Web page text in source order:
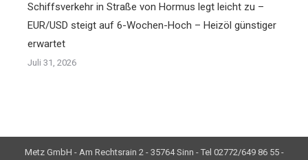
Schiffsverkehr in Straße von Hormus legt leicht zu –
EUR/USD steigt auf 6-Wochen-Hoch – Heizöl günstiger
erwartet
Juli 31, 2026
Metz GmbH - Am Rechtsrain 2 - 35764 Sinn - Tel 02772/649 86 55 -